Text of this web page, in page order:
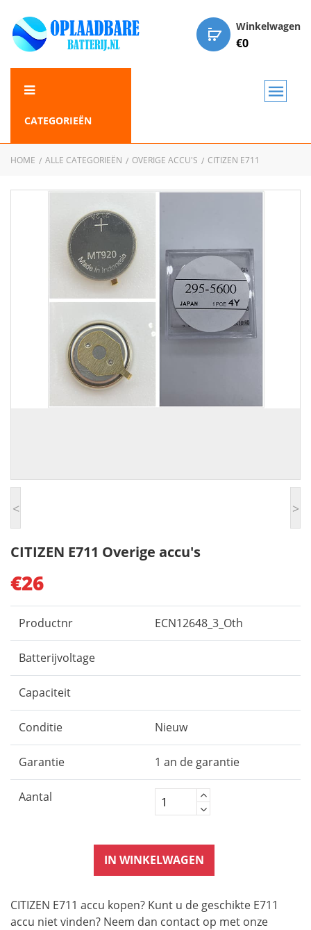
Winkelwagen
€0
CATEGORIEËN
HOME ALLE CATEGORIEËN OVERIGE ACCU'S CITIZEN E711
< >
CITIZEN E711 Overige accu's
€26
Productnr ECN12648_3_Oth
Batterijvoltage
Capaciteit
Conditie Nieuw
Garantie 1 an de garantie
Aantal
IN WINKELWAGEN
CITIZEN E711 accu kopen? Kunt u de geschikte E711
accu niet vinden? Neem dan contact op met onze